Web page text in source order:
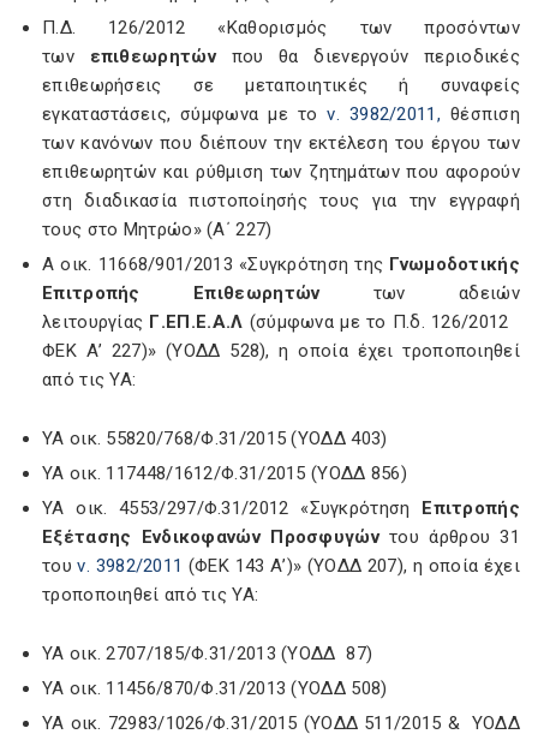
Π.Δ. 126/2012 «Καθορισμός των προσόντων
των επιθεωρητώνπου θα διενεργούν περιοδικές
επιθεωρήσεις σε μεταποιητικές ή συναφείς
εγκαταστάσεις, σύμφωνα με τον. 3982/2011, θέσπιση
των κανόνων που διέπουν την εκτέλεση του έργου των
επιθεωρητών και ρύθμιση των ζητημάτων που αφορούν
στη διαδικασία πιστοποίησής τους για την εγγραφή
τους στο Μητρώο» (Α΄ 227)
Α οικ. 11668/901/2013 «Συγκρότηση της Γνωμοδοτικής
Επιτροπής Επιθεωρητώντων αδειών
λειτουργίας Γ.ΕΠ.Ε.Α.Λ (σύμφωνα με το Π.δ. 126/2012
ΦΕΚ Α’ 227)» (ΥΟΔΔ 528), η οποία έχει τροποποιηθεί
από τις ΥΑ:
ΥΑ οικ. 55820/768/Φ.31/2015 (ΥΟΔΔ 403)
ΥΑ οικ. 117448/1612/Φ.31/2015 (ΥΟΔΔ 856)
ΥΑ οικ. 4553/297/Φ.31/2012 «Συγκρότηση Επιτροπής
Εξέτασης Ενδικοφανών Προσφυγώντου άρθρου 31
τουν. 3982/2011 (ΦΕΚ 143 Α’)» (ΥΟΔΔ 207), η οποία έχει
τροποποιηθεί από τις ΥΑ:
ΥΑ οικ. 2707/185/Φ.31/2013 (ΥΟΔΔ 87)
ΥΑ οικ. 11456/870/Φ.31/2013 (ΥΟΔΔ 508)
ΥΑ οικ. 72983/1026/Φ.31/2015 (ΥΟΔΔ 511/2015 & ΥΟΔΔ